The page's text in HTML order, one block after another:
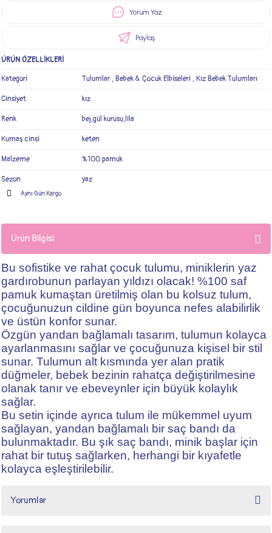
Yorum Yaz
Paylaş
ÜRÜN ÖZELLİKLERİ
Kategori Tulumlar ,Bebek & Çocuk Elbiseleri ,Kız Bebek Tulumları
Cinsiyet kız
Renk bej,gül kurusu,lila
Kumaş cinsi keten
Malzeme %100 pamuk
Sezon yaz
Aynı Gün Kargo
Ürün Bilgisi
Bu sofistike ve rahat çocuk tulumu, miniklerin yaz
gardırobunun parlayan yıldızı olacak! %100 saf
pamuk kumaştan üretilmiş olan bu kolsuz tulum,
çocuğunuzun cildine gün boyunca nefes alabilirlik
ve üstün konfor sunar.
Özgün yandan bağlamalı tasarım, tulumun kolayca
ayarlanmasını sağlar ve çocuğunuza kişisel bir stil
sunar. Tulumun alt kısmında yer alan pratik
düğmeler, bebek bezinin rahatça değiştirilmesine
olanak tanır ve ebeveynler için büyük kolaylık
sağlar.
Bu setin içinde ayrıca tulum ile mükemmel uyum
sağlayan, yandan bağlamalı bir saç bandı da
bulunmaktadır. Bu şık saç bandı, minik başlar için
rahat bir tutuş sağlarken, herhangi bir kıyafetle
kolayca eşleştirilebilir.
Yorumlar